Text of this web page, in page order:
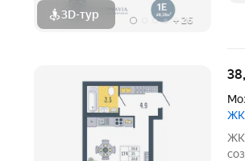
3D-тур + 26
ЖК